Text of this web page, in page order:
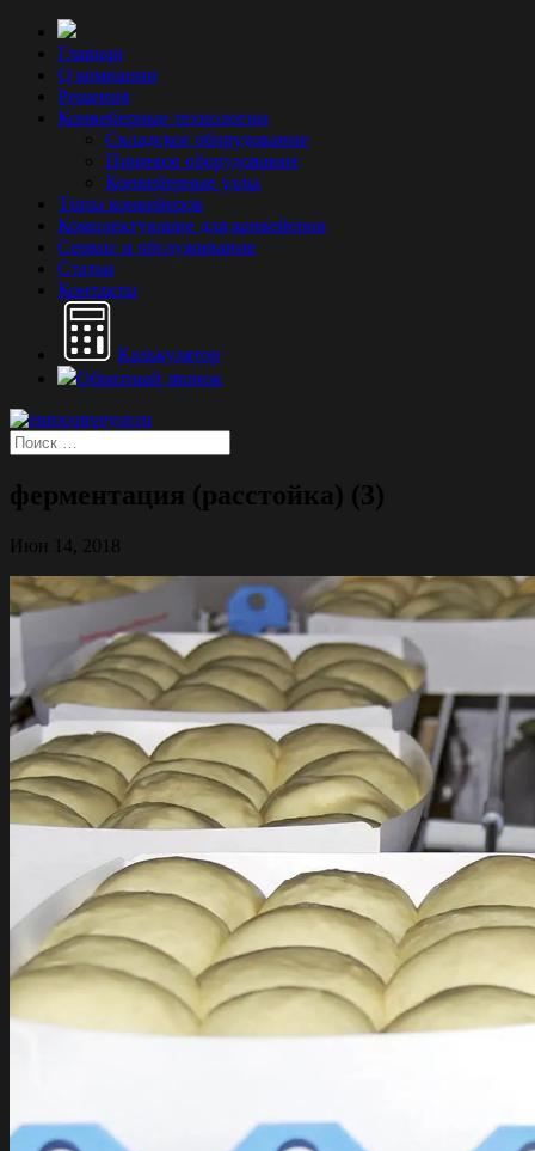
Главная
О компании
Решения
Конвейерные технологии
Складское оборудование
Пищевое оборудование
Конвейерные узлы
Типы конвейеров
Комплектующие для конвейеров
Сервис и обслуживание
Статьи
Контакты
Калькулятор
Обратный звонок
ферментация (расстойка) (3)
Июн 14, 2018